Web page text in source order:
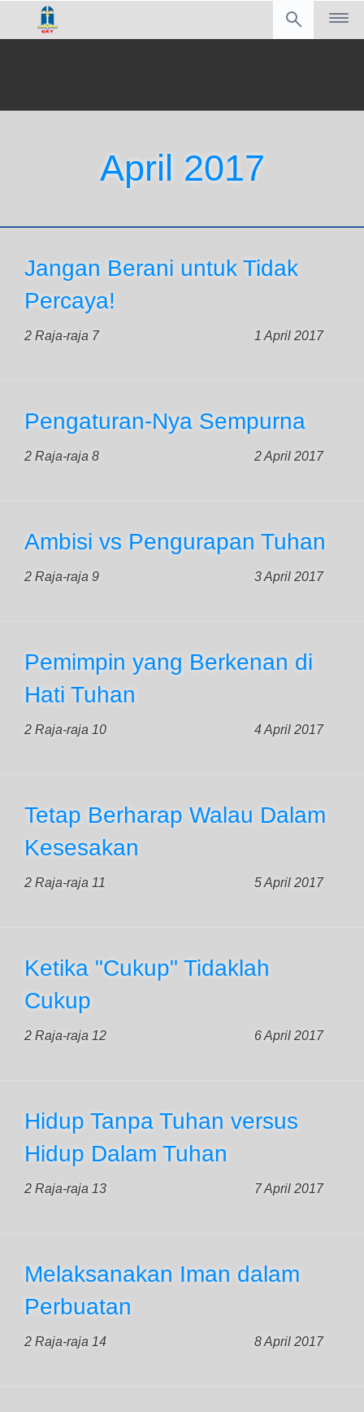
April 2017
Jangan Berani untuk Tidak
Percaya!
2 Raja-raja 7 1 April 2017
Pengaturan-Nya Sempurna
2 Raja-raja 8 2 April 2017
Ambisi vs Pengurapan Tuhan
2 Raja-raja 9 3 April 2017
Pemimpin yang Berkenan di
Hati Tuhan
2 Raja-raja 10 4 April 2017
Tetap Berharap Walau Dalam
Kesesakan
2 Raja-raja 11 5 April 2017
Ketika "Cukup" Tidaklah
Cukup
2 Raja-raja 12 6 April 2017
Hidup Tanpa Tuhan versus
Hidup Dalam Tuhan
2 Raja-raja 13 7 April 2017
Melaksanakan Iman dalam
Perbuatan
2 Raja-raja 14 8 April 2017